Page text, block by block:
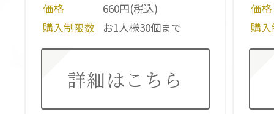
価格
660円(税込)
購入制限数
お1人様30個まで
詳細はこちら
価格
購